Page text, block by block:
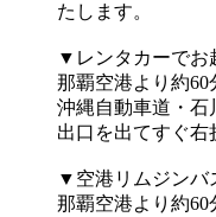
たします。
▼レンタカーでお
那覇空港より約60
沖縄自動車道・石
出口を出てすぐ右
▼空港リムジンバ
那覇空港より約60